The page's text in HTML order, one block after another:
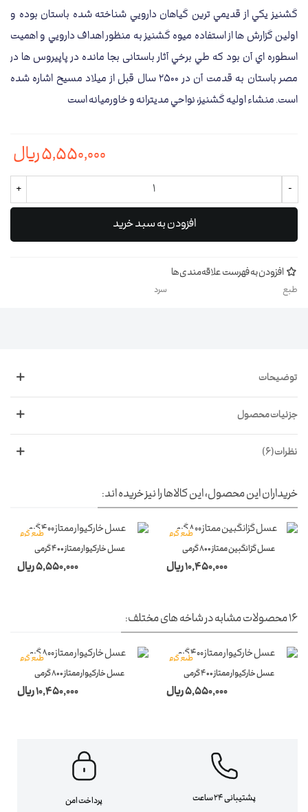
گشنيز يکي از قديمي ترين گياهان دارويي شناخته شده باستان بوده و
اولين گزارش ها از استفاده ميوه گشنيز به منظور اهداف دارويي و اهميت
اسطوره اي آن بود که طي برخي آثار باستانی بجا مانده در پاپیروس ها در
مصر باستان به قدمت آن در 2500 سال قبل از ميلاد مسيح اشاره شده
است. منشاء اوليه گشنيز، نواحي مديترانه و خاورميانه است
5,550,000 ریال
-
+
افزودن به سبد خرید
افزودن به فهرست علاقه‌مندی‌ها
طبع سرد
توضیحات
جزئیات محصول
نظرات(6)
خریداران این محصول، این کالاها را نیز خریده اند:
طبع گرم
عسل گزانگبین ممتاز 800 گرمی
10,450,000 ریال
طبع گرم
عسل خارکیوار ممتاز 400 گرمی
5,550,000 ریال
16 محصولات مشابه در شاخه های مختلف:
طبع گرم
عسل خارکیوار ممتاز 400 گرمی
5,550,000 ریال
طبع گرم
عسل خارکیوار ممتاز 800 گرمی
10,450,000 ریال
پشتیبانی 24 ساعت پرداخت امن